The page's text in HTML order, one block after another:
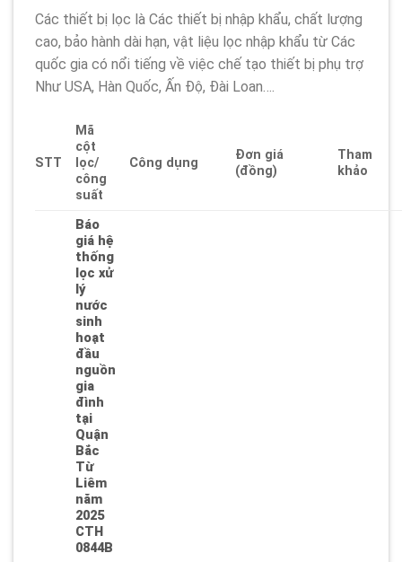
Các thiết bị lọc là Các thiết bị nhập khẩu, chất lượng
cao, bảo hành dài hạn, vật liệu lọc nhập khẩu từ Các
quốc gia có nổi tiếng về việc chế tạo thiết bị phụ trợ
Như USA, Hàn Quốc, Ấn Độ, Đài Loan….
STT
Mã
cột
lọc/
công
suất
Công dụng
Đơn giá
(đồng)
Tham
khảo
Báo
giá hệ
thống
lọc xử
lý
nước
sinh
hoạt
đầu
nguồn
gia
đình
tại
Quận
Bắc
Từ
Liêm
năm
2025
CTH
0844B